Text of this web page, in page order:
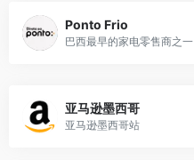
Ponto Frio
巴西最早的家电零售商之一
亚马逊墨西哥
亚马逊墨西哥站